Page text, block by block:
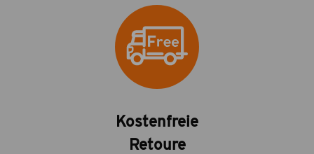
Kostenfreie
Retoure